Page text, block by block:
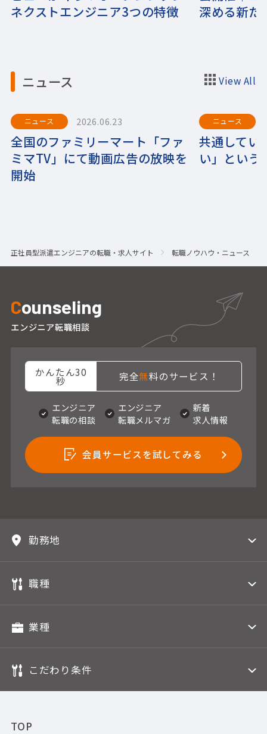
ネクストエンジニア3つの特徴
深める新た
ニュース View All
ニュース 2026.06.23
全国のファミリーマート「ファ
ミマTV」にて動画広告の放映を
開始
ニュース
共通してい
い」という
正社員型派遣エンジニアの転職・求人サイト 転職ノウハウ・ニュース
Counseling
エンジニア転職相談
かんたん30
秒 完全無料のサービス！
エンジニア
転職の相談
エンジニア
転職メルマガ
新着
求人情報
会員サービスを試してみる
勤務地
職種
業種
こだわり条件
TOP